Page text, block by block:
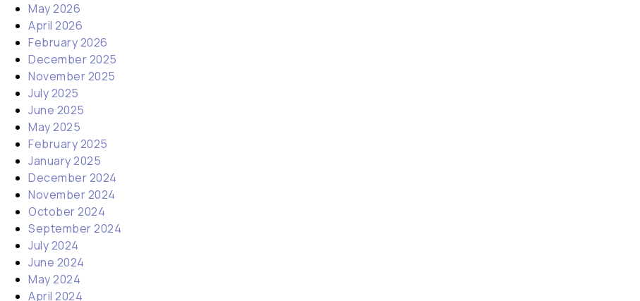
May 2026
April 2026
February 2026
December 2025
November 2025
July 2025
June 2025
May 2025
February 2025
January 2025
December 2024
November 2024
October 2024
September 2024
July 2024
June 2024
May 2024
April 2024